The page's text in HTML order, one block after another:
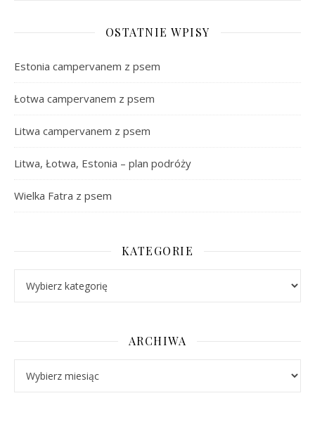
OSTATNIE WPISY
Estonia campervanem z psem
Łotwa campervanem z psem
Litwa campervanem z psem
Litwa, Łotwa, Estonia – plan podróży
Wielka Fatra z psem
KATEGORIE
ARCHIWA